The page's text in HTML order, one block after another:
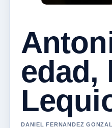
edad,
DANIEL FERNANDEZ